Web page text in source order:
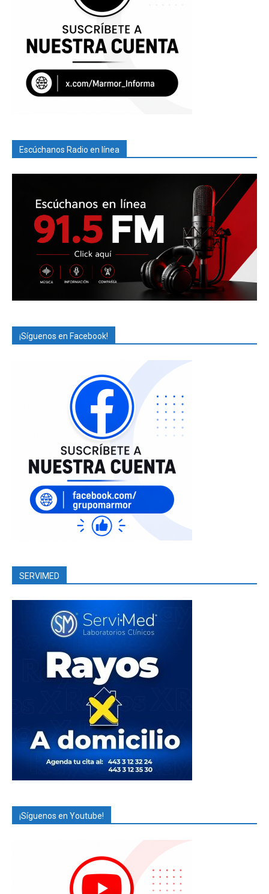
Escúchanos Radio en línea
¡Síguenos en Facebook!
SERVIMED
¡Síguenos en Youtube!